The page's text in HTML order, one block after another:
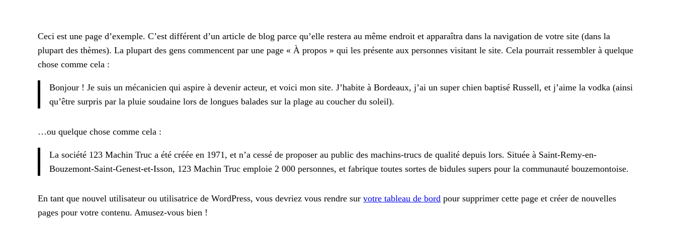
Ceci est une page d’exemple. C’est différent d’un article de blog parce qu’elle restera au même endroit et apparaîtra dans la navigation de votre site (dans la
plupart des thèmes). La plupart des gens commencent par une page « À propos » qui les présente aux personnes visitant le site. Cela pourrait ressembler à quelque
chose comme cela :
Bonjour ! Je suis un mécanicien qui aspire à devenir acteur, et voici mon site. J’habite à Bordeaux, j’ai un super chien baptisé Russell, et j’aime la vodka (ainsi
qu’être surpris par la pluie soudaine lors de longues balades sur la plage au coucher du soleil).
…ou quelque chose comme cela :
La société 123 Machin Truc a été créée en 1971, et n’a cessé de proposer au public des machins-trucs de qualité depuis lors. Située à Saint-Remy-en-
Bouzemont-Saint-Genest-et-Isson, 123 Machin Truc emploie 2 000 personnes, et fabrique toutes sortes de bidules supers pour la communauté bouzemontoise.
En tant que nouvel utilisateur ou utilisatrice de WordPress, vous devriez vous rendre survotre tableau de bord pour supprimer cette page et créer de nouvelles
pages pour votre contenu. Amusez-vous bien !